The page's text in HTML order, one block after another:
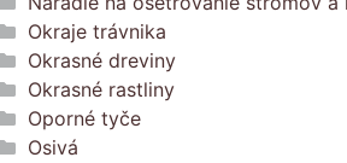
Okraje trávnika
Okrasné dreviny
Okrasné rastliny
Oporné tyče
Osivá